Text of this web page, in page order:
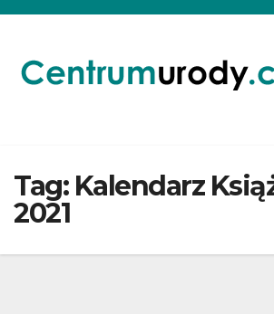
Skip
content
Tag: Kalendarz
2021